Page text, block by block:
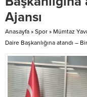
duruşmaya, sanık Ayşe
avukatları katıldı.
izlemek...
Ajansı
Anasayfa » Spor » Mümtaz
Daire Başkanlığına atandı –